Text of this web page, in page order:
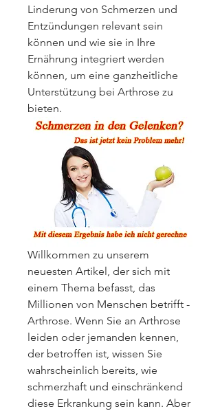
Linderung von Schmerzen und
Entzündungen relevant sein
können und wie sie in Ihre
Ernährung integriert werden
können, um eine ganzheitliche
Unterstützung bei Arthrose zu
bieten.
Willkommen zu unserem
neuesten Artikel, der sich mit
einem Thema befasst, das
Millionen von Menschen betrifft -
Arthrose. Wenn Sie an Arthrose
leiden oder jemanden kennen,
der betroffen ist, wissen Sie
wahrscheinlich bereits, wie
schmerzhaft und einschränkend
diese Erkrankung sein kann. Aber